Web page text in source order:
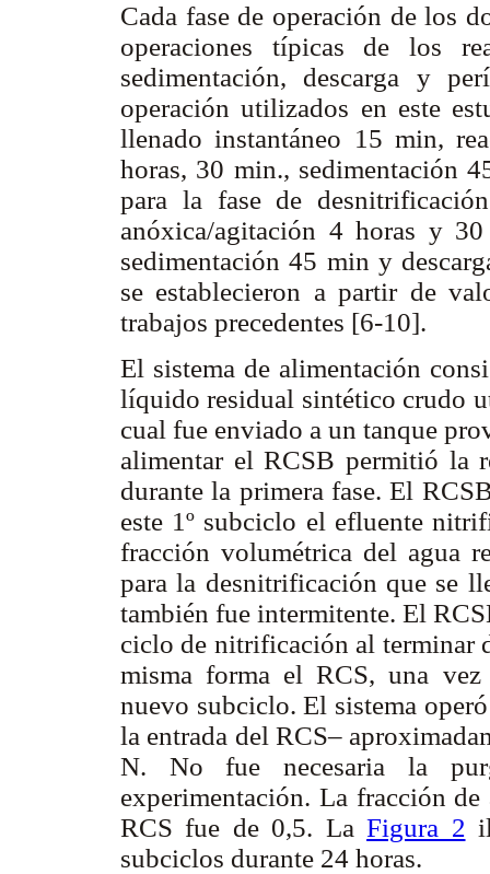
Cada fase de operación de los
operaciones típicas de los
sedimentación, descarga y
operación utilizados en este
llenado instantáneo 15 min,
horas, 30 min., sedimentación
para la fase de
anóxica/agitación 4 horas y
sedimentación 45 min y
se establecieron a partir de
trabajos precedentes [6-10].
El sistema de alimentación
líquido residual sintético crudo
cual fue enviado a un tanque
alimentar el RCSB permitió la
durante la primera fase. El
este 1º subciclo el efluente
fracción volumétrica del agua
para la desnitrificación que se
también fue intermitente. El
ciclo de nitrificación al terminar
misma forma el RCS, una
nuevo subciclo. El sistema
la entrada del RCS–
N. No fue necesaria la
experimentación. La fracción
RCS fue de 0,5. LaFigura 2
subciclos durante 24 horas.